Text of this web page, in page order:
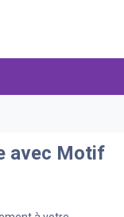
avec Motif